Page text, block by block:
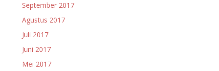
September 2017
Agustus 2017
Juli 2017
Juni 2017
Mei 2017